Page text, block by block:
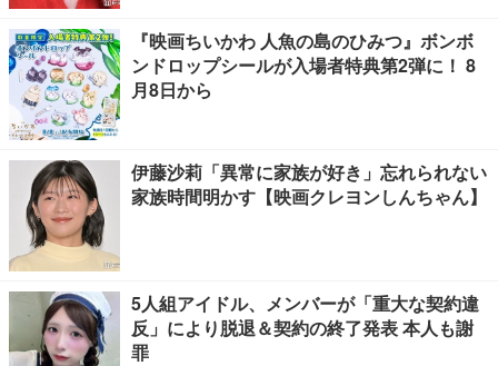
『映画ちいかわ 人魚の島のひみつ』ボンボ
ンドロップシールが入場者特典第2弾に！ 8
月8日から
伊藤沙莉「異常に家族が好き」忘れられない
家族時間明かす【映画クレヨンしんちゃん】
5人組アイドル、メンバーが「重大な契約違
反」により脱退＆契約の終了発表 本人も謝
罪